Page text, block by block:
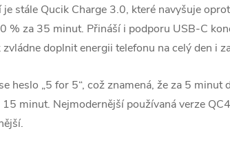
stále Qucik Charge 3.0, které navyšuje
% za 35 minut. Přináší i podporu USB-C
doplnit energii telefonu na celý den i
heslo „5 for 5“, což znamená, že za 5
minut. Nejmodernější používaná verze